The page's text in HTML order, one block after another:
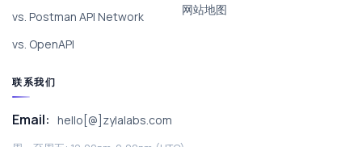
vs. Postman API Network
vs. OpenAPI
网站地图
联系我们
Email: hello[@]zylalabs.com